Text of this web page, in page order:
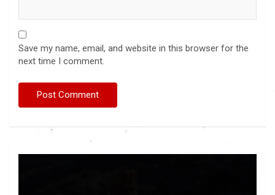
Save my name, email, and website in this browser for the
next time I comment.